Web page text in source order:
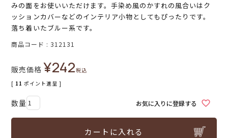
みの面をお使いいただけます。手染め風のかすれの風合いはク
ッションカバーなどのインテリア小物としてもぴったりです。
落ち着いたブルー系です。
商品コード 312131
販売価格 ¥242税込
[ 11 ポイント進呈 ]
お気に入りに登録する
カートに入れる